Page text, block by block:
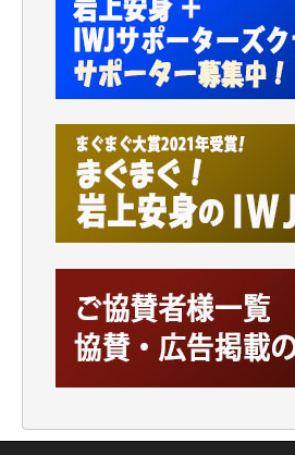
アオキカナメ 様
諸般の事情によりIWJ会費払
です。市民側に立つ講演会に
われるのはあまりにもったい
お役立てください。（H.O.様）
今日、僅かですがカンパしま
様）
今日、僅かですがカンパしま
機を乗り切るには到底及ばな
の妻を抱えている私にとって
パです。
ューは大袈裟ではなく、極め